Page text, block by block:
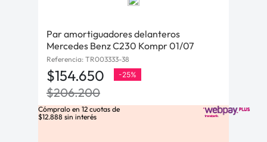
Par amortiguadores delanteros
Mercedes Benz C230 Kompr 01/07
Referencia: TR003333-38
$154.650 -25%
$206.200
Cómpralo en 12 cuotas de
$12.888 sin interés